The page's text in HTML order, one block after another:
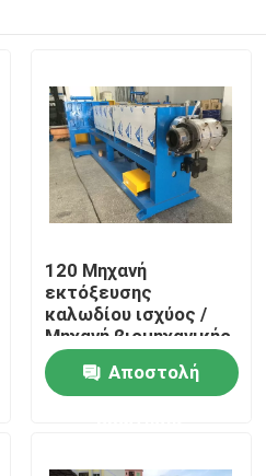
120 Μηχανή
εκτόξευσης
καλωδίου ισχύος /
Μηχανή βιομηχανικής
εκτόξευσης
Αποστολή